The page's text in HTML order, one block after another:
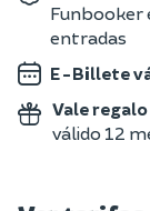
Funbooker
entradas
E-Billete
Vale regalo
válido 12